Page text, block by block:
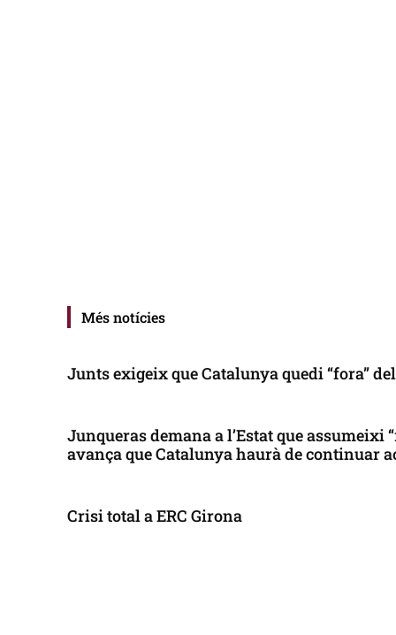
Més notícies
Junts exigeix que Catalunya quedi “fora”
Junqueras demana a l’Estat que assumeixi
avança que Catalunya haurà de continuar
Crisi total a ERC Girona